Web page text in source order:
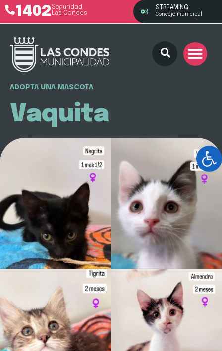
1402 Seguridad
Las Condes
STREAMING
Concejo municipal
ADOPTA UNA MASCOTA
Vaquita